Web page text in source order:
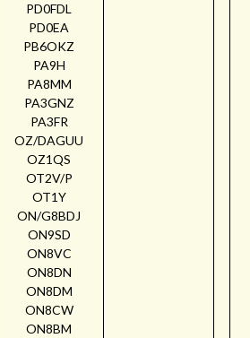
PD0FDL
PD0EA
PB6OKZ
PA9H
PA8MM
PA3GNZ
PA3FR
OZ/DAGUU
OZ1QS
OT2V/P
OT1Y
ON/G8BDJ
ON9SD
ON8VC
ON8DN
ON8DM
ON8CW
ON8BM